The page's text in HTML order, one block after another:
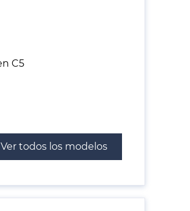
Ver todos los modelos